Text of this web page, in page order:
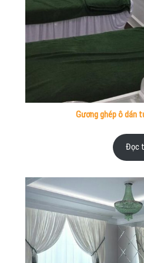
Gương ghép ô dán
Đọc